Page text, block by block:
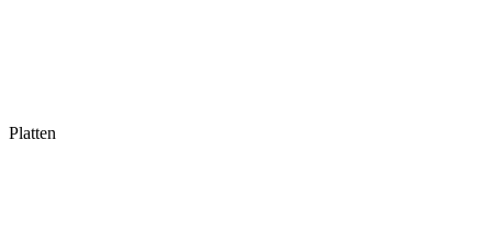
Platten